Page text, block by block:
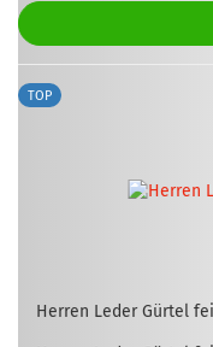
TOP
Her­ren Leder Gür­tel